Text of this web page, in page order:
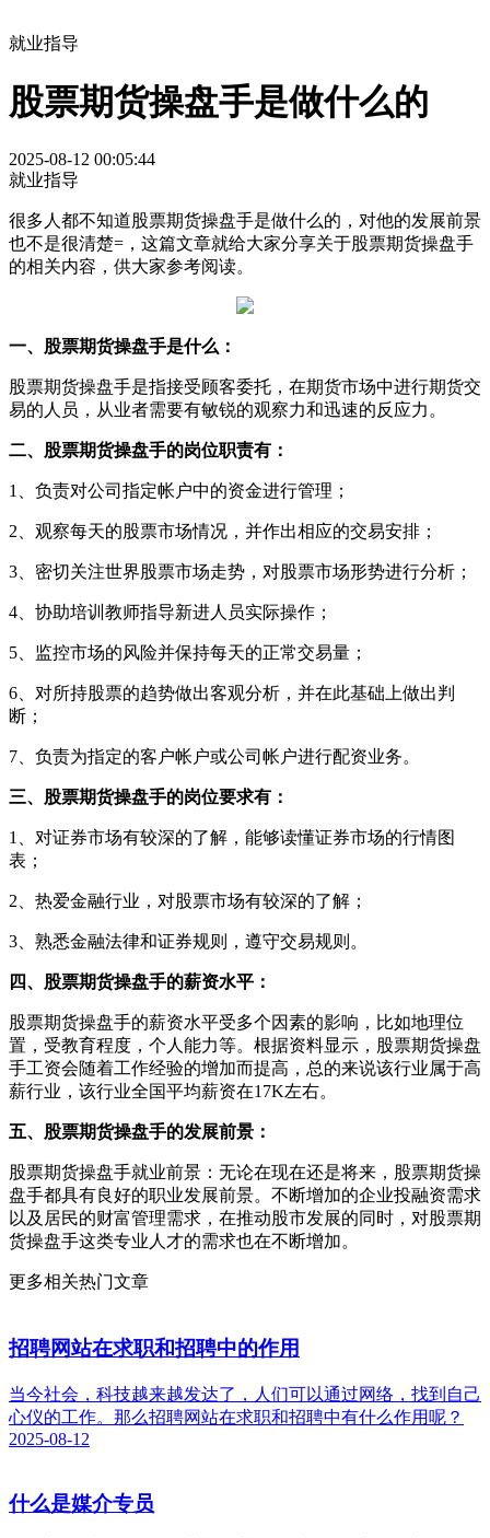
就业指导
股票期货操盘手是做什么的
2025-08-12 00:05:44
就业指导
很多人都不知道股票期货操盘手是做什么的，对他的发展前景
也不是很清楚=，这篇文章就给大家分享关于股票期货操盘手
的相关内容，供大家参考阅读。
一、股票期货操盘手是什么：
股票期货操盘手是指接受顾客委托，在期货市场中进行期货交
易的人员，从业者需要有敏锐的观察力和迅速的反应力。
二、股票期货操盘手的岗位职责有：
1、负责对公司指定帐户中的资金进行管理；
2、观察每天的股票市场情况，并作出相应的交易安排；
3、密切关注世界股票市场走势，对股票市场形势进行分析；
4、协助培训教师指导新进人员实际操作；
5、监控市场的风险并保持每天的正常交易量；
6、对所持股票的趋势做出客观分析，并在此基础上做出判
断；
7、负责为指定的客户帐户或公司帐户进行配资业务。
三、股票期货操盘手的岗位要求有：
1、对证券市场有较深的了解，能够读懂证券市场的行情图
表；
2、热爱金融行业，对股票市场有较深的了解；
3、熟悉金融法律和证券规则，遵守交易规则。
四、股票期货操盘手的薪资水平：
股票期货操盘手的薪资水平受多个因素的影响，比如地理位
置，受教育程度，个人能力等。根据资料显示，股票期货操盘
手工资会随着工作经验的增加而提高，总的来说该行业属于高
薪行业，该行业全国平均薪资在17K左右。
五、股票期货操盘手的发展前景：
股票期货操盘手就业前景：无论在现在还是将来，股票期货操
盘手都具有良好的职业发展前景。不断增加的企业投融资需求
以及居民的财富管理需求，在推动股市发展的同时，对股票期
货操盘手这类专业人才的需求也在不断增加。
更多相关热门文章
招聘网站在求职和招聘中的作用
当今社会，科技越来越发达了，人们可以通过网络，找到自己
心仪的工作。那么招聘网站在求职和招聘中有什么作用呢？
2025-08-12
什么是媒介专员